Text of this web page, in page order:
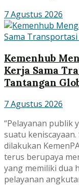
7 Agustus 2026
Kemenhub
Kerja Sama
Tantangan
7 Agustus 2026
“Pelayanan publik
suatu
dilakukan
terus berupaya
yang memiliki dua
pelayanan